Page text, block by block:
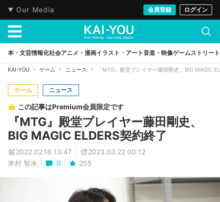
Our Media 会員登録 ログイン
本・文芸情報化社会アニメ・漫画イラスト・アート音楽・映像ゲームストリート
KAI-YOU ゲーム ニュース 『MTG』殿堂プレイヤー藤田剛史、BIG MAGIC
ゲーム ニュース
この記事はPremium会員限定です
『MTG』殿堂プレイヤー藤田剛史、
BIG MAGIC ELDERS契約終了
2022.02.16 13:47
2023.03.22 00:12
米村 智水
0 255